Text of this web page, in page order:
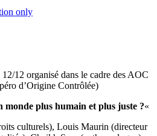
only
12 organisé dans le cadre des AOC
d’Origine Contrôlée)
monde plus humain et plus juste ?«
culturels), Louis Maurin (directeur